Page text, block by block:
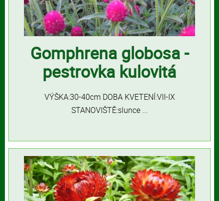
Gomphrena globosa -
pestrovka kulovitá
VÝŠKA:30-40cm DOBA KVETENÍ:VII-IX
STANOVIŠTĚ:slunce ...